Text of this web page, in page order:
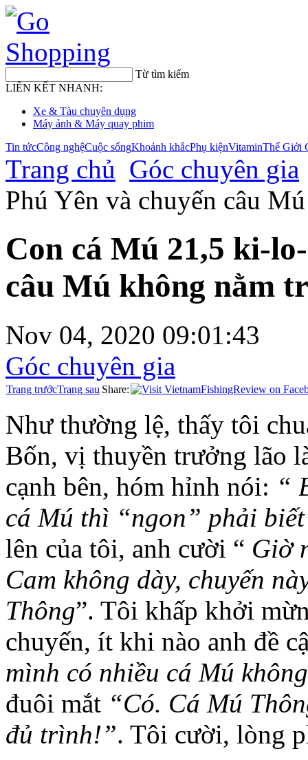
Từ tìm kiếm
LIÊN KẾT NHANH:
Xe & Tàu chuyên dụng
Máy ảnh & Máy quay phim
Tin tứcCông nghệCuộc sốngKhoảnh khắcPhụ kiệnVitaminThế Giới
Trang chủ Góc chuyên gia
Phú Yên và chuyến câu
Con cá Mú 21,5 ki-
câu Mú không nằm
Nov 04, 2020 09:01:43
Góc chuyên gia
Trang trướcTrang sau Share:
Như thường lệ, thấy tôi
Bốn, vị thuyền trưởng lão
cạnh bên, hóm hỉnh nói: “
cá Mú thì “ngon” phải
lên của tôi, anh cười “ Giờ
Cam không dày, chuyến
Thông”. Tôi khấp khởi
chuyến, ít khi nào anh đề
mình có nhiều cá Mú
đuôi mắt “Có. Cá Mú
đủ trình!”. Tôi cười, lòng